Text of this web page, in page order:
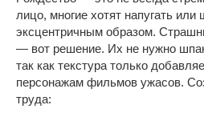
лицо, многие хотят напугать
эксцентричным образом.
— вот решение. Их не нужно
так как текстура только
персонажам фильмов ужасов.
труда: